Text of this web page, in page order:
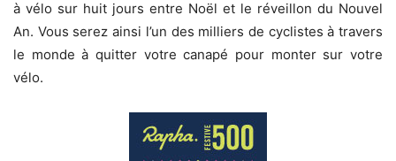
à vélo sur huit jours entre Noël et le réveillon du Nouvel
An. Vous serez ainsi l’un des milliers de cyclistes à travers
le monde à quitter votre canapé pour monter sur votre
vélo.